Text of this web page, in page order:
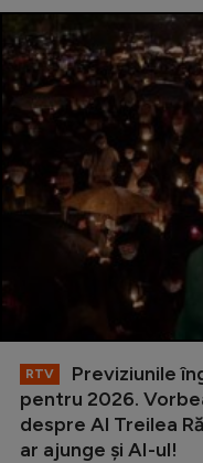
RTV
Previziunile
pentru 2026.
despre Al Treilea
ar ajunge și AI-ul!